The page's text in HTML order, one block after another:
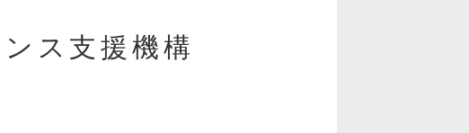
ス支援機構